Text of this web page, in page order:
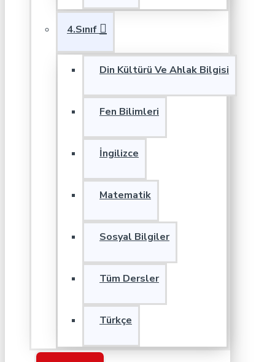
4.Sınıf
Din Kültürü Ve Ahlak Bilgisi
Fen Bilimleri
İngilizce
Matematik
Sosyal Bilgiler
Tüm Dersler
Türkçe